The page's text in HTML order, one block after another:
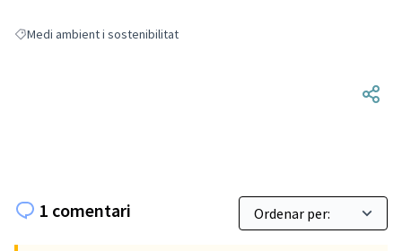
Resultats en filtrar per: Medi ambient i sostenibilitat
Medi ambient i sostenibilitat
1 comentari